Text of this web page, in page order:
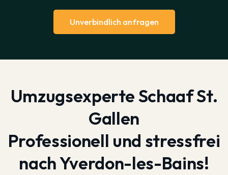
Unverbindlich anfragen
Umzugsexperte Schaaf St.
Gallen
Professionell und stressfrei
nach Yverdon-les-Bains!